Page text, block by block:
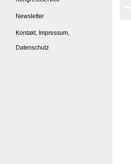
Newsletter
Kontakt, Impressum,
Datenschutz